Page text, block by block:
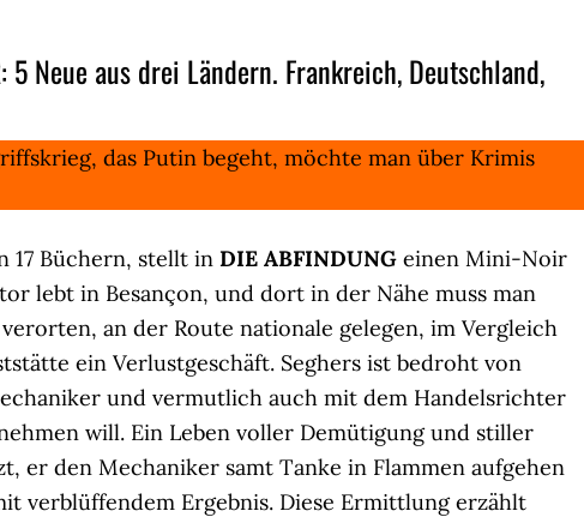
5 Neue aus drei Ländern. Frankreich, Deutschland,
das Putin begeht, möchte man über Krimis
17 Büchern, stellt in DIE ABFINDUNG einen Mini-Noir
lebt in Besançon, und dort in der Nähe muss man
an der Route nationale gelegen, im Vergleich
ein Verlustgeschäft. Seghers ist bedroht von
und vermutlich auch mit dem Handelsrichter
will. Ein Leben voller Demütigung und stiller
er den Mechaniker samt Tanke in Flammen aufgehen
verblüffendem Ergebnis. Diese Ermittlung erzählt